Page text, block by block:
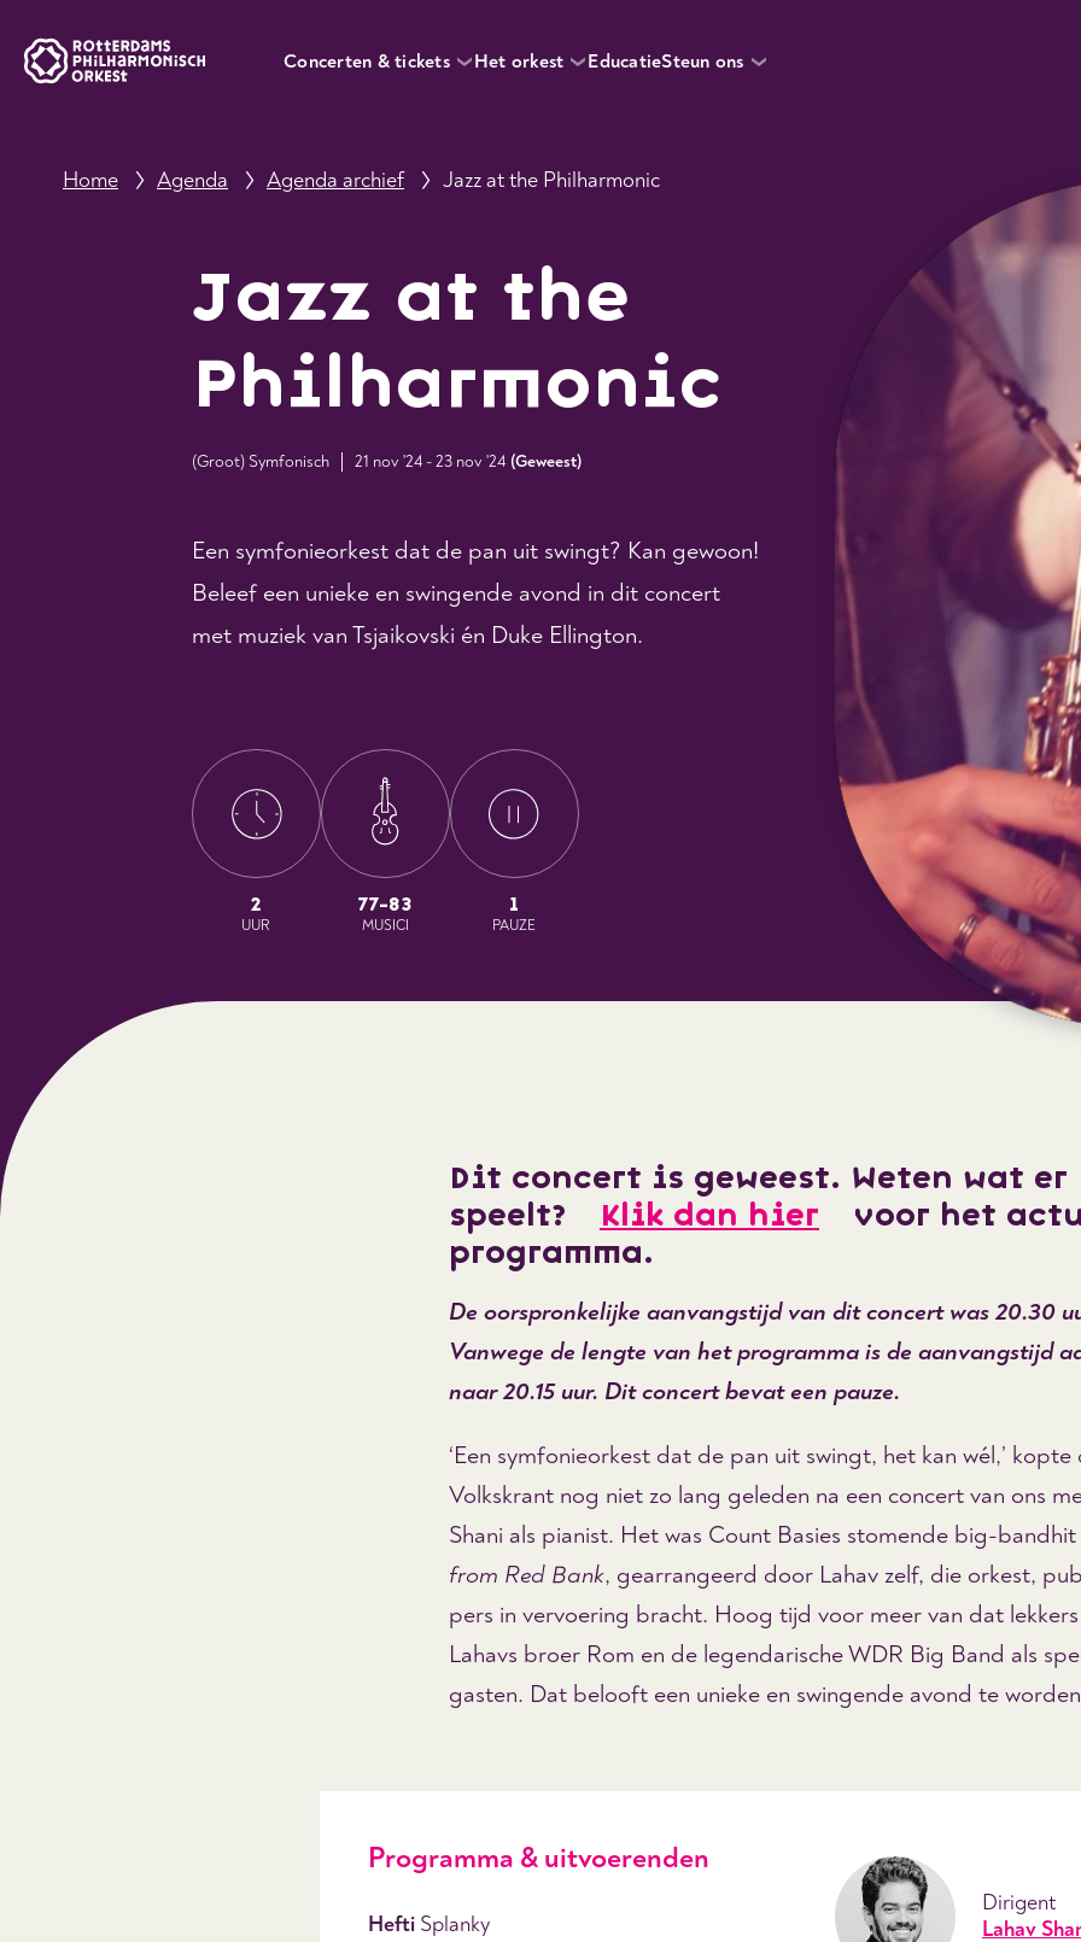
Concerten & tickets Het orkest EducatieSteun ons
Home Agenda Agenda archief Jazz at the Philharmonic
Jazz at the
Philharmonic
(Groot) Symfonisch 21 nov '24 - 23 nov '24 (Geweest)
Een symfonieorkest dat de pan uit swingt? Kan gewoon!
Beleef een unieke en swingende avond in dit concert
met muziek van Tsjaikovski én Duke Ellington.
2
UUR
77-83
MUSICI
1
PAUZE
Dit concert is geweest. Weten wat er
speelt? Klik dan hier voor het
programma.
De oorspronkelijke aanvangstijd van dit concert was 20.30
Vanwege de lengte van het programma is de aanvangstijd
naar 20.15 uur. Dit concert bevat een pauze.
‘Een symfonieorkest dat de pan uit swingt, het kan wél,’ kopte
Volkskrant nog niet zo lang geleden na een concert van ons
Shani als pianist. Het was Count Basies stomende big-bandhit
from Red Bank, gearrangeerd door Lahav zelf, die orkest,
pers in vervoering bracht. Hoog tijd voor meer van dat
Lahavs broer Rom en de legendarische WDR Big Band als
gasten. Dat belooft een unieke en swingende avond te
Programma & uitvoerenden
Hefti Splanky
Dirigent
Lahav